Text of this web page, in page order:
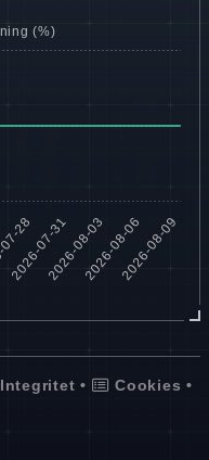
Integritet • Cookies •